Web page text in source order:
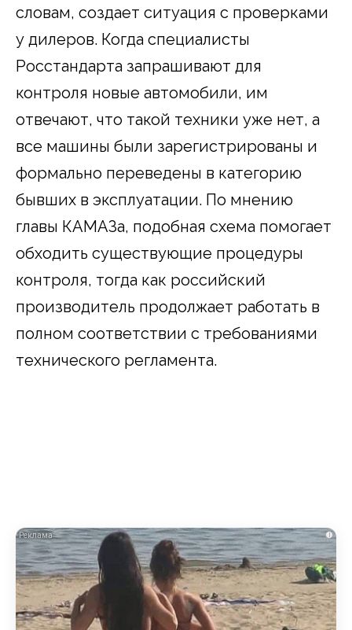
словам, создает ситуация с проверками
у дилеров. Когда специалисты
Росстандарта запрашивают для
контроля новые автомобили, им
отвечают, что такой техники уже нет, а
все машины были зарегистрированы и
формально переведены в категорию
бывших в эксплуатации. По мнению
главы КАМАЗа, подобная схема помогает
обходить существующие процедуры
контроля, тогда как российский
производитель продолжает работать в
полном соответствии с требованиями
технического регламента.
i